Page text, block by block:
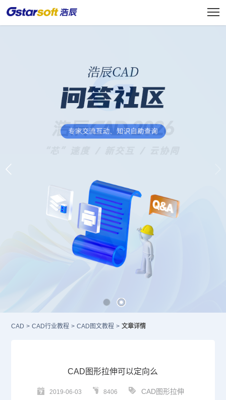
CAD > CAD行业教程 > CAD图文教程 > 文章详情
CAD图形拉伸可以定向么
2019-06-03 8406 CAD图形拉伸